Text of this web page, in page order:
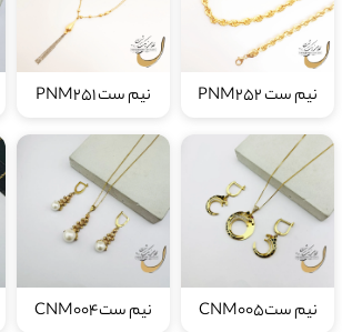
نیم ست PNM252 نیم ست PNM251
نیم ستCNM005 نیم ستCNM004